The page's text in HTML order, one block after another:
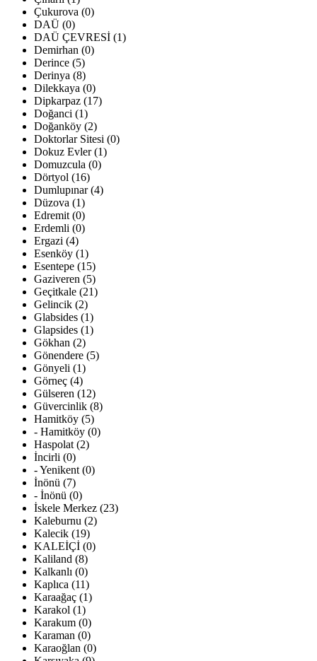
Çukurova (0)
DAÜ (0)
DAÜ ÇEVRESİ (1)
Demirhan (0)
Derince (5)
Derinya (8)
Dilekkaya (0)
Dipkarpaz (17)
Doğanci (1)
Doğanköy (2)
Doktorlar Sitesi (0)
Dokuz Evler (1)
Domuzcula (0)
Dörtyol (16)
Dumlupınar (4)
Düzova (1)
Edremit (0)
Erdemli (0)
Ergazi (4)
Esenköy (1)
Esentepe (15)
Gaziveren (5)
Geçitkale (21)
Gelincik (2)
Glabsides (1)
Glapsides (1)
Gökhan (2)
Gönendere (5)
Gönyeli (1)
Görneç (4)
Gülseren (12)
Güvercinlik (8)
Hamitköy (5)
- Hamitköy (0)
Haspolat (2)
İncirli (0)
- Yenikent (0)
İnönü (7)
- İnönü (0)
İskele Merkez (23)
Kaleburnu (2)
Kalecik (19)
KALEİÇİ (0)
Kaliland (8)
Kalkanlı (0)
Kaplıca (11)
Karaağaç (1)
Karakol (1)
Karakum (0)
Karaman (0)
Karaoğlan (0)